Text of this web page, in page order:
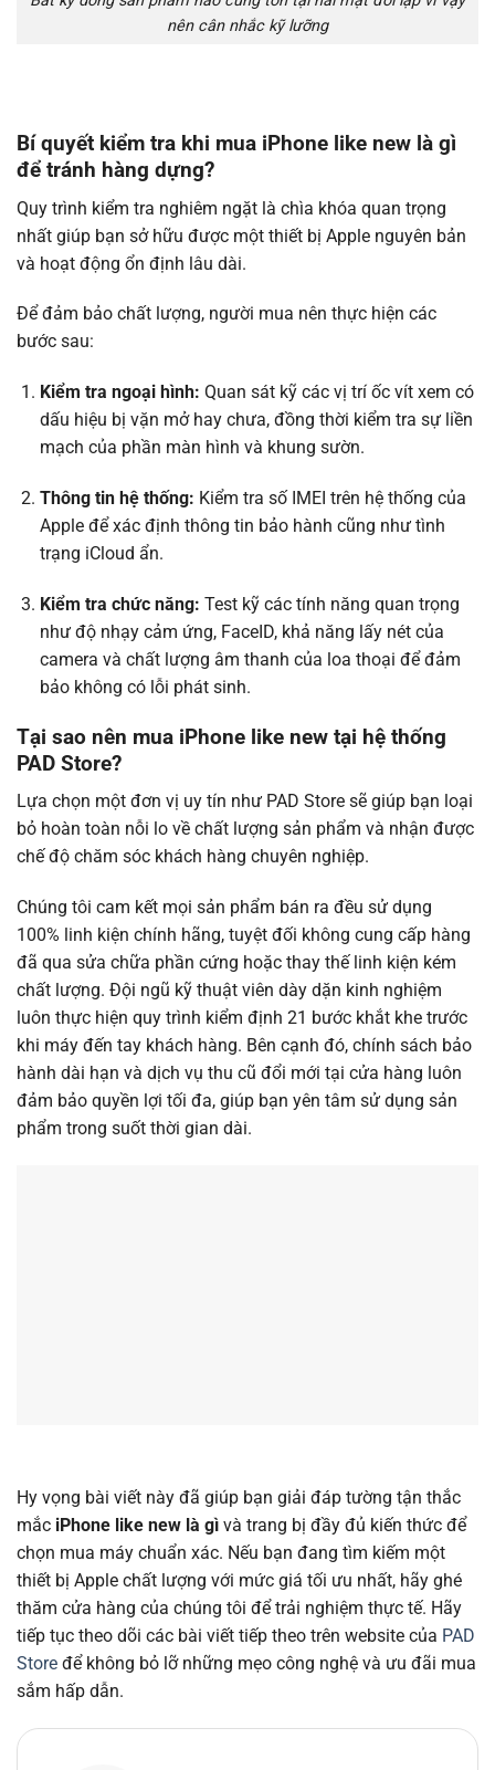
nên cân nhắc kỹ lưỡng
Bí quyết kiểm tra khi mua iPhone like new là gì
để tránh hàng dựng?
Quy trình kiểm tra nghiêm ngặt là chìa khóa quan trọng
nhất giúp bạn sở hữu được một thiết bị Apple nguyên bản
và hoạt động ổn định lâu dài.
Để đảm bảo chất lượng, người mua nên thực hiện các
bước sau:
Kiểm tra ngoại hình: Quan sát kỹ các vị trí ốc vít xem có
dấu hiệu bị vặn mở hay chưa, đồng thời kiểm tra sự liền
mạch của phần màn hình và khung sườn.
Thông tin hệ thống: Kiểm tra số IMEI trên hệ thống của
Apple để xác định thông tin bảo hành cũng như tình
trạng iCloud ẩn.
Kiểm tra chức năng: Test kỹ các tính năng quan trọng
như độ nhạy cảm ứng, FaceID, khả năng lấy nét của
camera và chất lượng âm thanh của loa thoại để đảm
bảo không có lỗi phát sinh.
Tại sao nên mua iPhone like new tại hệ thống
PAD Store?
Lựa chọn một đơn vị uy tín như PAD Store sẽ giúp bạn loại
bỏ hoàn toàn nỗi lo về chất lượng sản phẩm và nhận được
chế độ chăm sóc khách hàng chuyên nghiệp.
Chúng tôi cam kết mọi sản phẩm bán ra đều sử dụng
100% linh kiện chính hãng, tuyệt đối không cung cấp hàng
đã qua sửa chữa phần cứng hoặc thay thế linh kiện kém
chất lượng. Đội ngũ kỹ thuật viên dày dặn kinh nghiệm
luôn thực hiện quy trình kiểm định 21 bước khắt khe trước
khi máy đến tay khách hàng. Bên cạnh đó, chính sách bảo
hành dài hạn và dịch vụ thu cũ đổi mới tại cửa hàng luôn
đảm bảo quyền lợi tối đa, giúp bạn yên tâm sử dụng sản
phẩm trong suốt thời gian dài.
Hy vọng bài viết này đã giúp bạn giải đáp tường tận thắc
mắc iPhone like new là gì và trang bị đầy đủ kiến thức để
chọn mua máy chuẩn xác. Nếu bạn đang tìm kiếm một
thiết bị Apple chất lượng với mức giá tối ưu nhất, hãy ghé
thăm cửa hàng của chúng tôi để trải nghiệm thực tế. Hãy
tiếp tục theo dõi các bài viết tiếp theo trên website của PAD
Store để không bỏ lỡ những mẹo công nghệ và ưu đãi mua
sắm hấp dẫn.